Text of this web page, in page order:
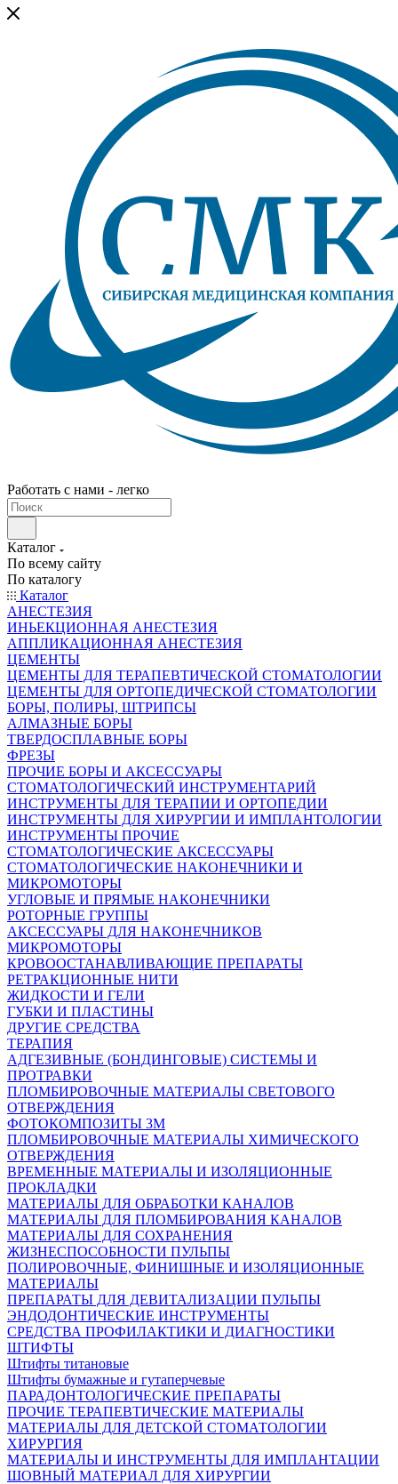
Работать с нами - легко
Каталог
По всему сайту
По каталогу
Каталог
АНЕСТЕЗИЯ
ИНЬЕКЦИОННАЯ АНЕСТЕЗИЯ
АППЛИКАЦИОННАЯ АНЕСТЕЗИЯ
ЦЕМЕНТЫ
ЦЕМЕНТЫ ДЛЯ ТЕРАПЕВТИЧЕСКОЙ СТОМАТОЛОГИИ
ЦЕМЕНТЫ ДЛЯ ОРТОПЕДИЧЕСКОЙ СТОМАТОЛОГИИ
БОРЫ, ПОЛИРЫ, ШТРИПСЫ
АЛМАЗНЫЕ БОРЫ
ТВЕРДОСПЛАВНЫЕ БОРЫ
ФРЕЗЫ
ПРОЧИЕ БОРЫ И АКСЕССУАРЫ
СТОМАТОЛОГИЧЕСКИЙ ИНСТРУМЕНТАРИЙ
ИНСТРУМЕНТЫ ДЛЯ ТЕРАПИИ И ОРТОПЕДИИ
ИНСТРУМЕНТЫ ДЛЯ ХИРУРГИИ И ИМПЛАНТОЛОГИИ
ИНСТРУМЕНТЫ ПРОЧИЕ
СТОМАТОЛОГИЧЕСКИЕ АКСЕССУАРЫ
СТОМАТОЛОГИЧЕСКИЕ НАКОНЕЧНИКИ И
МИКРОМОТОРЫ
УГЛОВЫЕ И ПРЯМЫЕ НАКОНЕЧНИКИ
РОТОРНЫЕ ГРУППЫ
АКСЕССУАРЫ ДЛЯ НАКОНЕЧНИКОВ
МИКРОМОТОРЫ
КРОВООСТАНАВЛИВАЮЩИЕ ПРЕПАРАТЫ
РЕТРАКЦИОННЫЕ НИТИ
ЖИДКОСТИ И ГЕЛИ
ГУБКИ И ПЛАСТИНЫ
ДРУГИЕ СРЕДСТВА
ТЕРАПИЯ
АДГЕЗИВНЫЕ (БОНДИНГОВЫЕ) СИСТЕМЫ И
ПРОТРАВКИ
ПЛОМБИРОВОЧНЫЕ МАТЕРИАЛЫ СВЕТОВОГО
ОТВЕРЖДЕНИЯ
ФОТОКОМПОЗИТЫ 3М
ПЛОМБИРОВОЧНЫЕ МАТЕРИАЛЫ ХИМИЧЕСКОГО
ОТВЕРЖДЕНИЯ
ВРЕМЕННЫЕ МАТЕРИАЛЫ И ИЗОЛЯЦИОННЫЕ
ПРОКЛАДКИ
МАТЕРИАЛЫ ДЛЯ ОБРАБОТКИ КАНАЛОВ
МАТЕРИАЛЫ ДЛЯ ПЛОМБИРОВАНИЯ КАНАЛОВ
МАТЕРИАЛЫ ДЛЯ СОХРАНЕНИЯ
ЖИЗНЕСПОСОБНОСТИ ПУЛЬПЫ
ПОЛИРОВОЧНЫЕ, ФИНИШНЫЕ И ИЗОЛЯЦИОННЫЕ
МАТЕРИАЛЫ
ПРЕПАРАТЫ ДЛЯ ДЕВИТАЛИЗАЦИИ ПУЛЬПЫ
ЭНДОДОНТИЧЕСКИЕ ИНСТРУМЕНТЫ
СРЕДСТВА ПРОФИЛАКТИКИ И ДИАГНОСТИКИ
ШТИФТЫ
Штифты титановые
Штифты бумажные и гутаперчевые
ПАРАДОНТОЛОГИЧЕСКИЕ ПРЕПАРАТЫ
ПРОЧИЕ ТЕРАПЕВТИЧЕСКИЕ МАТЕРИАЛЫ
МАТЕРИАЛЫ ДЛЯ ДЕТСКОЙ СТОМАТОЛОГИИ
ХИРУРГИЯ
МАТЕРИАЛЫ И ИНСТРУМЕНТЫ ДЛЯ ИМПЛАНТАЦИИ
ШОВНЫЙ МАТЕРИАЛ ДЛЯ ХИРУРГИИ